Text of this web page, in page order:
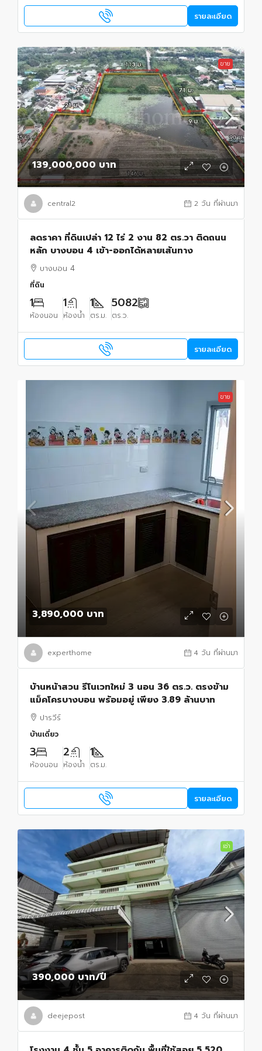
รายละเอียด
ขาย
139,000,000 บาท
central2 2 วัน ที่ผ่านมา
ลดราคา ที่ดินเปล่า 12 ไร่ 2 งาน 82 ตร.วา ติดถนน
หลัก บางบอน 4 เข้า-ออกได้หลายเส้นทาง
บางบอน 4
ที่ดิน
1
ห้องนอน
1
ห้องน้ำ
1
ตร.ม.
5082
ตร.ว.
รายละเอียด
ขาย
3,890,000 บาท
experthome 4 วัน ที่ผ่านมา
บ้านหน้าสวน รีโนเวทใหม่ 3 นอน 36 ตร.ว. ตรงข้าม
แม็คโครบางบอน พร้อมอยู่ เพียง 3.89 ล้านบาท
ปารวีร์
บ้านเดี่ยว
3
ห้องนอน
2
ห้องน้ำ
1
ตร.ม.
รายละเอียด
เช่า
390,000 บาท/ปี
deejepost 4 วัน ที่ผ่านมา